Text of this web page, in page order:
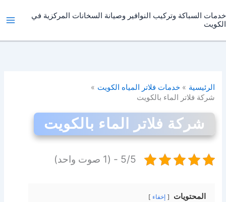
إلى
المحتوى
خدمات السباكة وتركيب النوافير وصيانة السخانات المركزية في
الكويت
الرئيسية
خدمات فلاتر المياه الكويت
شركة فلاتر الماء بالكويت
شركة فلاتر الماء بالكويت
5/5 - (1 صوت واحد)
المحتويات إخفاء